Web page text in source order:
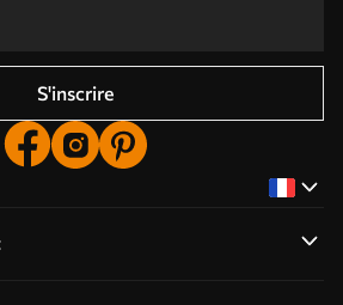
S'inscrire